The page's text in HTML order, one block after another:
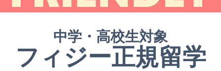
中学・高校生対象
フィジー正規留学